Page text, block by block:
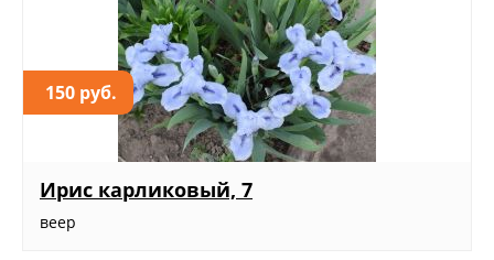
150 руб.
Ирис карликовый, 7
веер